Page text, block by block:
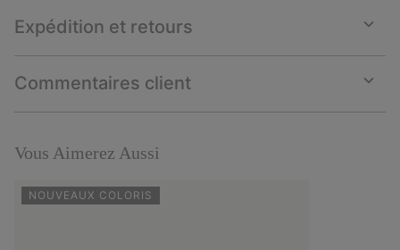
Expédition et retours
or
Commentaires client
or
Vous Aimerez Aussi
NOUVEAUX COLORIS